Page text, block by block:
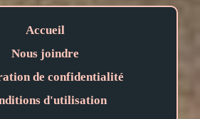
Accueil
Nous joindre
de confidentialité
d'utilisation